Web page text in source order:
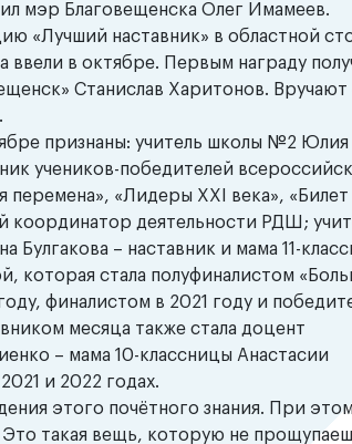
мэр Благовещенска Олег Имамеев.
«Лучший наставник» в областной
ввели в октябре. Первым награду
Станислав Харитонов. Вручают
признаны: учитель школы №2 Юлия
учеников-победителей
перемена», «Лидеры XXI века», «Билет
координатор деятельности РДШ;
Булгакова – наставник и мама 11-
которая стала полуфиналистом
финалистом в 2021 году и
месяца также стала доцент
– мама 10-классницы Анастасии
и 2022 годах.
этого почётного знания. При этом
Это такая вещь, которую не